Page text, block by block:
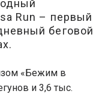
Run – первый
беговой
«Бежим в
и 3,6 тыс.